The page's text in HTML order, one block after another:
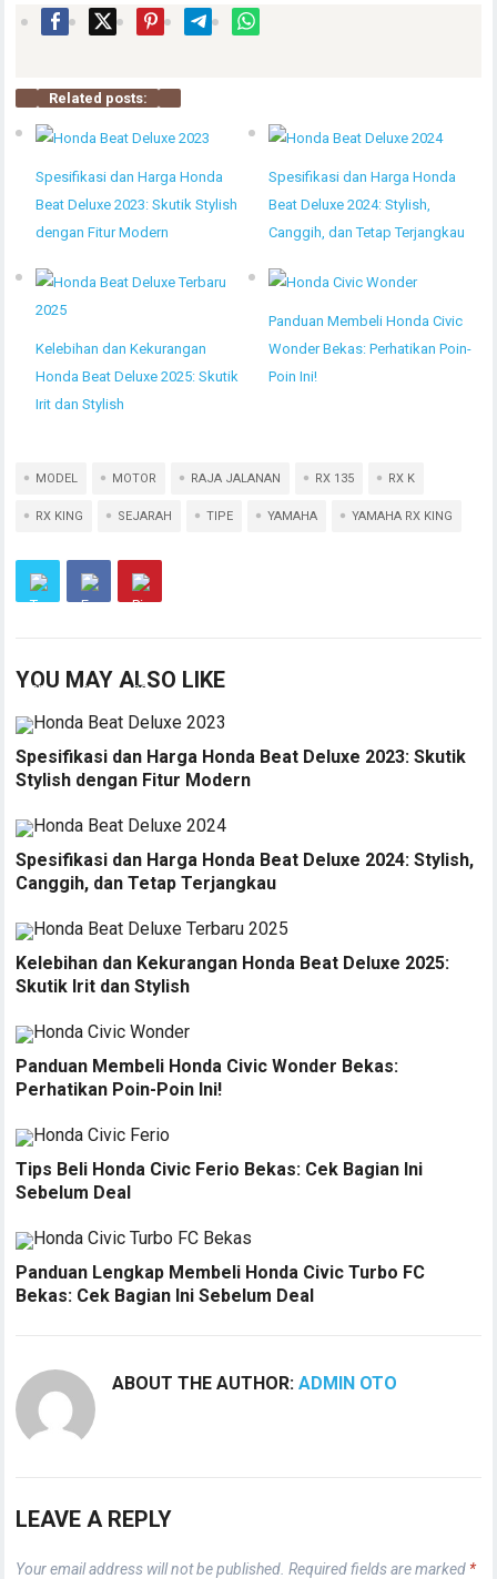
Related posts:
Spesifikasi dan Harga Honda
Beat Deluxe 2023: Skutik Stylish
dengan Fitur Modern
Spesifikasi dan Harga Honda
Beat Deluxe 2024: Stylish,
Canggih, dan Tetap Terjangkau
Kelebihan dan Kekurangan
Honda Beat Deluxe 2025: Skutik
Irit dan Stylish
Panduan Membeli Honda Civic
Wonder Bekas: Perhatikan Poin-
Poin Ini!
MODEL MOTOR RAJA JALANAN RX 135 RX K
RX KING SEJARAH TIPE YAMAHA YAMAHA RX KING
YOU MAY ALSO LIKE
Spesifikasi dan Harga Honda Beat Deluxe 2023: Skutik
Stylish dengan Fitur Modern
Spesifikasi dan Harga Honda Beat Deluxe 2024: Stylish,
Canggih, dan Tetap Terjangkau
Kelebihan dan Kekurangan Honda Beat Deluxe 2025:
Skutik Irit dan Stylish
Panduan Membeli Honda Civic Wonder Bekas:
Perhatikan Poin-Poin Ini!
Tips Beli Honda Civic Ferio Bekas: Cek Bagian Ini
Sebelum Deal
Panduan Lengkap Membeli Honda Civic Turbo FC
Bekas: Cek Bagian Ini Sebelum Deal
ABOUT THE AUTHOR:ADMIN OTO
LEAVE A REPLY
Your email address will not be published. Required fields are marked *